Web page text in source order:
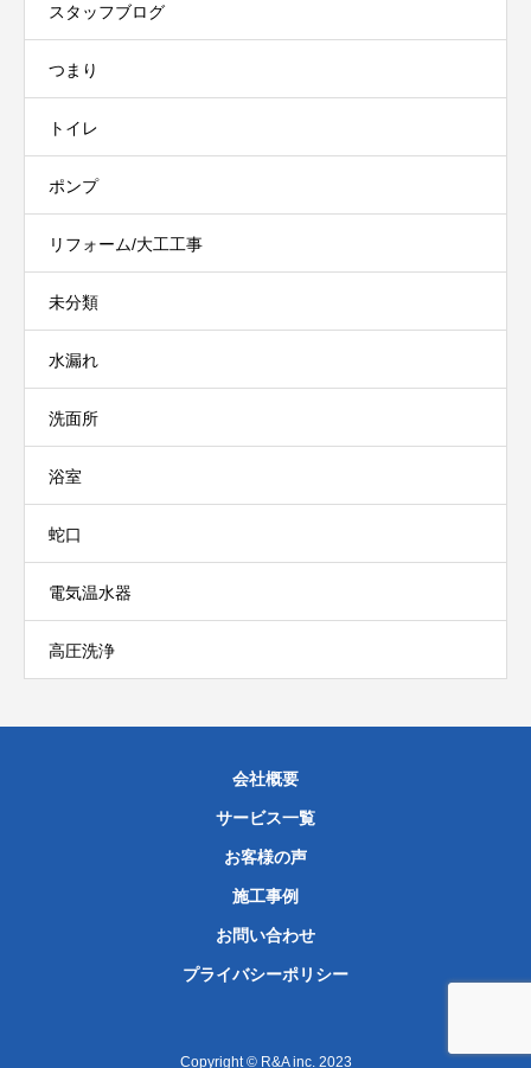
スタッフブログ
つまり
トイレ
ポンプ
リフォーム/大工工事
未分類
水漏れ
洗面所
浴室
蛇口
電気温水器
高圧洗浄
会社概要
サービス一覧
お客様の声
施工事例
お問い合わせ
プライバシーポリシー
Copyright © R&A inc. 2023